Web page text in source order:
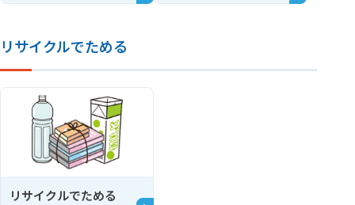
リサイクルでためる
リサイクルでためる